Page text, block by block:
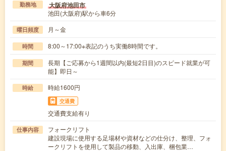
勤務地 大阪府池田市
池田(大阪府)駅から車6分
曜日頻度 月～金
時間 8:00～17:00※表記のうち実働8時間です。
期間
長期【ご応募から1週間以内(最短2日目)のスピード就業が可
能】即日～
時給 時給1600円
交通費
交通費支給有り
仕事内容
フォークリフト
建設現場に使用する足場材や資材などの仕分け、整理、フォ
ークリフトを使用して製品の移動、入出庫、梱包業…